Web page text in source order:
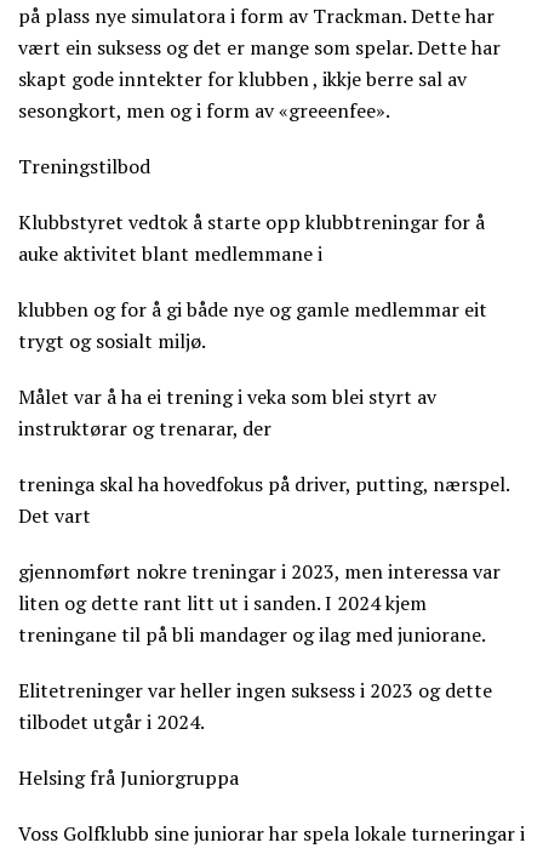
på plass nye simulatora i form av Trackman. Dette har
vært ein suksess og det er mange som spelar. Dette har
skapt gode inntekter for klubben , ikkje berre sal av
sesongkort, men og i form av «greeenfee».
Treningstilbod
Klubbstyret vedtok å starte opp klubbtreningar for å
auke aktivitet blant medlemmane i
klubben og for å gi både nye og gamle medlemmar eit
trygt og sosialt miljø.
Målet var å ha ei trening i veka som blei styrt av
instruktørar og trenarar, der
treninga skal ha hovedfokus på driver, putting, nærspel.
Det vart
gjennomført nokre treningar i 2023, men interessa var
liten og dette rant litt ut i sanden. I 2024 kjem
treningane til på bli mandager og ilag med juniorane.
Elitetreninger var heller ingen suksess i 2023 og dette
tilbodet utgår i 2024.
Helsing frå Juniorgruppa
Voss Golfklubb sine juniorar har spela lokale turneringar i